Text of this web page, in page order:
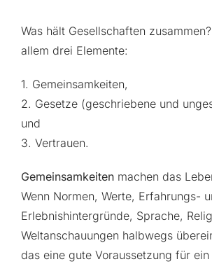
Was hält Gesellschaften
allem drei Elemente:
1. Gemeinsamkeiten,
2. Gesetze (geschriebene und
und
3. Vertrauen.
Gemeinsamkeiten machen das
Wenn Normen, Werte, Erfahrungs-
Erlebnishintergründe, Sprache,
Weltanschauungen halbwegs
das eine gute Voraussetzung für